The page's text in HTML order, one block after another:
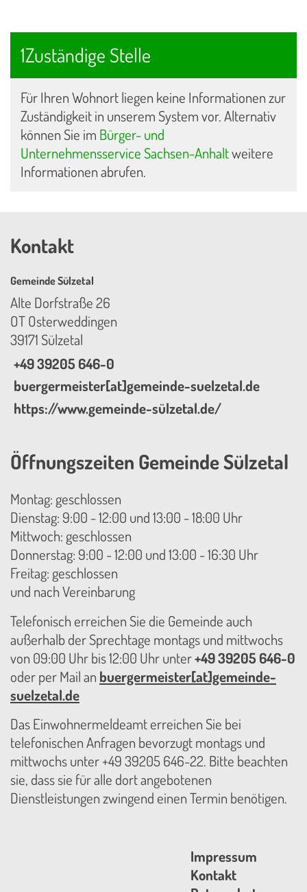
1Zuständige Stelle
Für Ihren Wohnort liegen keine Informationen zur
Zuständigkeit in unserem System vor. Alternativ
können Sie im Bürger- und
Unternehmensservice Sachsen-Anhaltweitere
Informationen abrufen.
Kontakt
Gemeinde Sülzetal
Alte Dorfstraße 26
OT Osterweddingen
39171 Sülzetal
+49 39205 646-0
buergermeister[at]gemeinde-suelzetal.de
https://www.gemeinde-sülzetal.de/
Öffnungszeiten Gemeinde Sülzetal
Montag: geschlossen
Dienstag: 9:00 - 12:00 und 13:00 - 18:00 Uhr
Mittwoch: geschlossen
Donnerstag: 9:00 - 12:00 und 13:00 - 16:30 Uhr
Freitag: geschlossen
und nach Vereinbarung
Telefonisch erreichen Sie die Gemeinde auch
außerhalb der Sprechtage montags und mittwochs
von 09:00 Uhr bis 12:00 Uhr unter+49 39205 646-0
oder per Mail an buergermeister[at]gemeinde-
suelzetal.de
Das Einwohnermeldeamt erreichen Sie bei
telefonischen Anfragen bevorzugt montags und
mittwochs unter +49 39205 646-22. Bitte beachten
sie, dass sie für alle dort angebotenen
Dienstleistungen zwingend einen Termin benötigen.
Impressum
Kontakt